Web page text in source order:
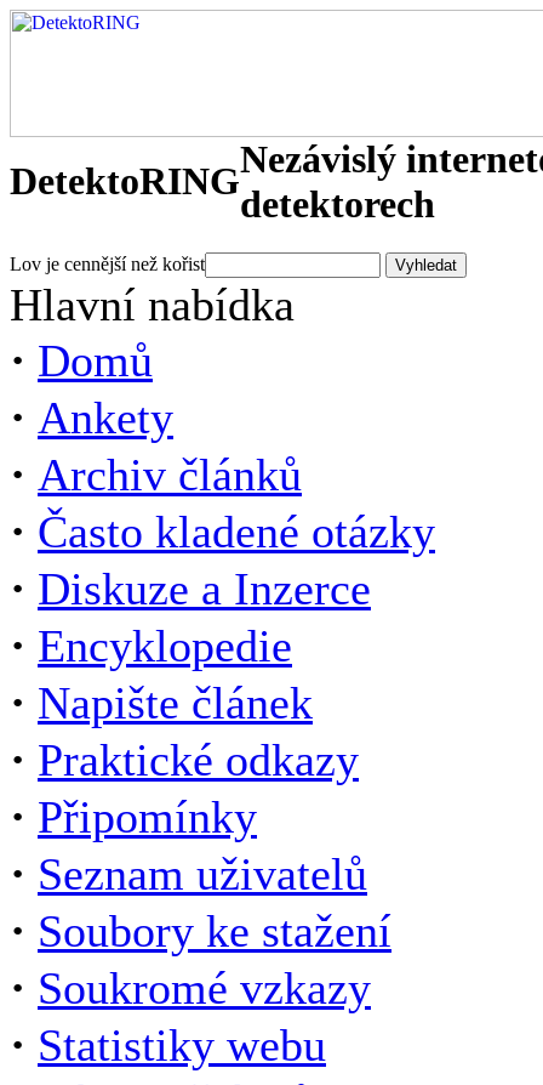
DetektoRINGNezávislý
detektorech
Lov je cennější než kořist
Hlavní nabídka
· Domů
· Ankety
· Archiv článků
· Často kladené otázky
· Diskuze a Inzerce
· Encyklopedie
· Napište článek
· Praktické odkazy
· Připomínky
· Seznam uživatelů
· Soubory ke stažení
· Soukromé vzkazy
· Statistiky webu